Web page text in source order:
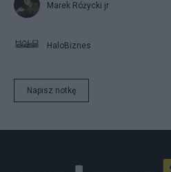
Marek Różycki jr
HaloBiznes
Napisz notkę